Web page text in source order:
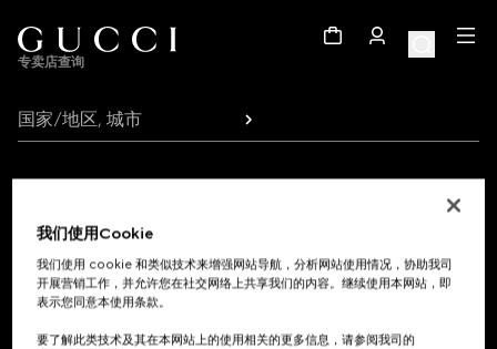
专卖店查询
国家/地区, 城市
电子邮件
我们使用Cookie
我们使用 cookie 和类似技术来增强网站导航，分析网站使用情况，协助我司
开展营销工作，并允许您在社交网络上共享我们的内容。继续使用本网站，即
表示您同意本使用条款。
要了解此类技术及其在本网站上的使用相关的更多信息，请参阅我司的